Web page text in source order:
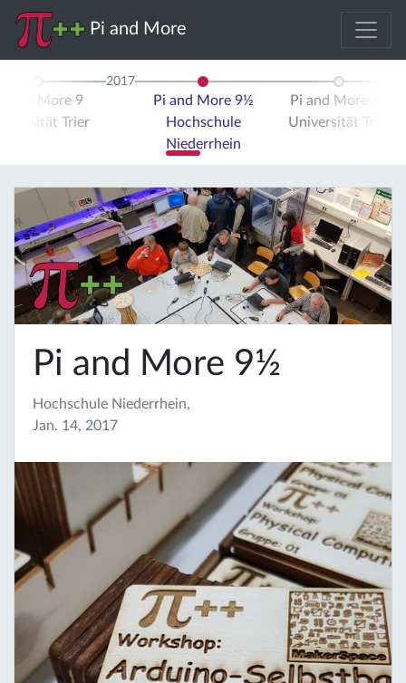
Pi and More
and More 9
Trier
2017
Pi and More 9½
Hochschule
Niederrhein
Pi and More 10
Universität Trier
Pi and More 9½
Hochschule Niederrhein,
Jan. 14, 2017